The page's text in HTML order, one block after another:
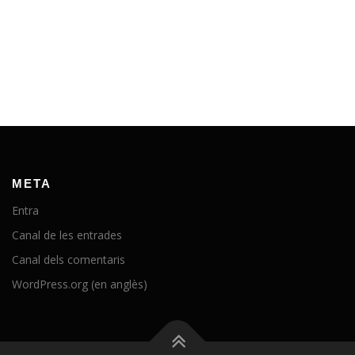
META
Entra
Canal de les entrades
Canal dels comentaris
WordPress.org (en anglès)